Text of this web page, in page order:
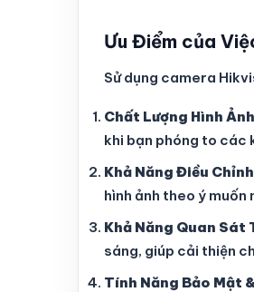
Ưu Điểm của
Sử dụng camera
Chất Lượng Hình
khi bạn phóng to các
Khả Năng Điều
hình ảnh theo ý
Khả Năng Quan Sát
sáng, giúp cải thiện
Tính Năng Bảo Mật